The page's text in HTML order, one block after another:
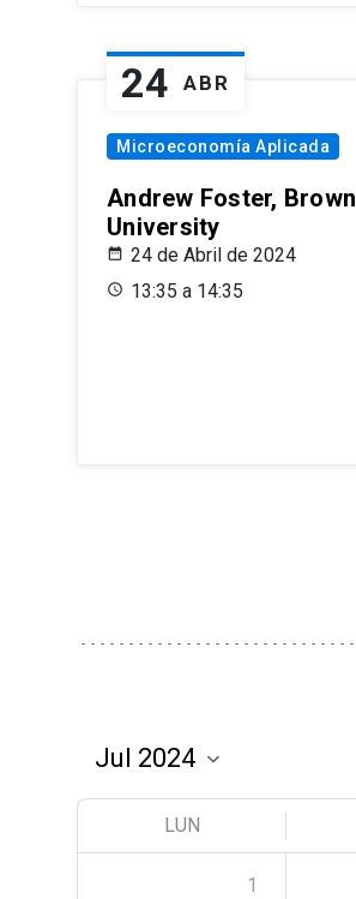
24 ABR
Microeconomía Aplicada
Andrew Foster, Brown
University
24 de Abril de 2024
13:35 a 14:35
LUN
1